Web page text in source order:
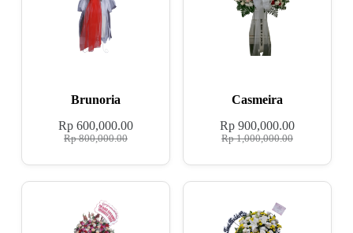
Brunoria
Rp800,000.00
Rp600,000.00
Casmeira
Rp1,000,000.00
Rp 900,000.00